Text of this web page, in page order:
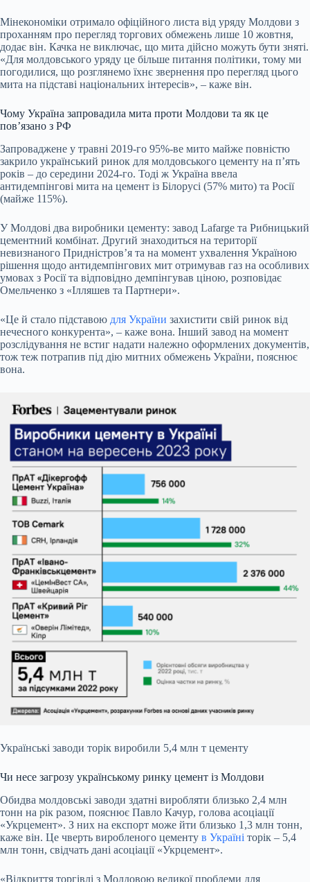
Мінекономіки отримало офіційного листа від уряду Молдови з
проханням про перегляд торгових обмежень лише 10 жовтня,
додає він. Качка не виключає, що мита дійсно можуть бути зняті.
«Для молдовського уряду це більше питання політики, тому ми
погодилися, що розглянемо їхнє звернення про перегляд цього
мита на підставі національних інтересів», – каже він.
Чому Україна запровадила мита проти Молдови та як це
повʼязано з РФ
Запроваджене у травні 2019-го 95%-ве мито майже повністю
закрило український ринок для молдовського цементу на пʼять
років – до середини 2024-го. Тоді ж Україна ввела
антидемпінгові мита на цемент із Білорусі (57% мито) та Росії
(майже 115%).
У Молдові два виробники цементу: завод Lafarge та Рибницький
цементний комбінат. Другий знаходиться на території
невизнаного Придністров’я та на момент ухвалення Україною
рішення щодо антидемпінгових мит отримував газ на особливих
умовах з Росії та відповідно демпінгував ціною, розповідає
Омельченко з «Ілляшев та Партнери».
«Це й стало підставою для України захистити свій ринок від
нечесного конкурента», – каже вона. Інший завод на момент
розслідування не встиг надати належно оформлених документів,
тож теж потрапив під дію митних обмежень України, пояснює
вона.
Українські заводи торік виробили 5,4 млн т цементу
Чи несе загрозу українському ринку цемент із Молдови
Обидва молдовські заводи здатні виробляти близько 2,4 млн
тонн на рік разом, пояснює Павло Качур, голова асоціації
«Укрцемент». З них на експорт може йти близько 1,3 млн тонн,
каже він. Це чверть виробленого цементу в Україні торік – 5,4
млн тонн, свідчать дані асоціації «Укрцемент».
«Відкриття торгівлі з Молдовою великої проблеми для